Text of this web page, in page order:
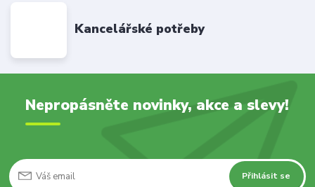
Kancelářské potřeby
Nepropásněte novinky, akce a slevy!
Přihlásit se